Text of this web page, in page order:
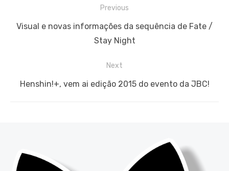
de
Previous
Previous
Visual e novas informações da sequência de Fate /
Stay Night
Next
Next
Henshin!+, vem ai edição 2015 do evento da JBC!